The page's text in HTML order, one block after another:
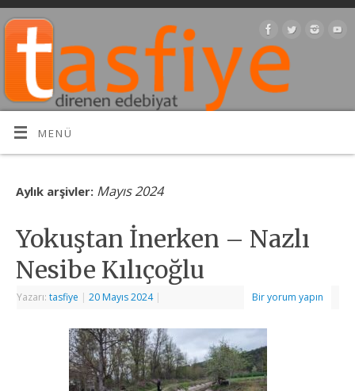
MENÜ
Aylık arşivler: Mayıs 2024
Yokuştan İnerken – Nazlı
Nesibe Kılıçoğlu
Yazarı:tasfiye | 20 Mayıs 2024 | Bir yorum yapın